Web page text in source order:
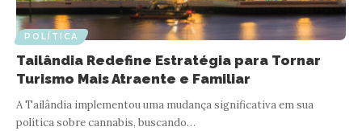
POLÍTICA
Tailândia Redefine Estratégia para Tornar
Turismo Mais Atraente e Familiar
A Tailândia implementou uma mudança significativa em sua
política sobre cannabis, buscando…